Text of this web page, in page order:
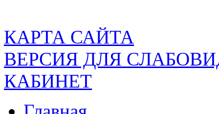
КАРТА САЙТА
ВЕРСИЯ ДЛЯ
КАБИНЕТ